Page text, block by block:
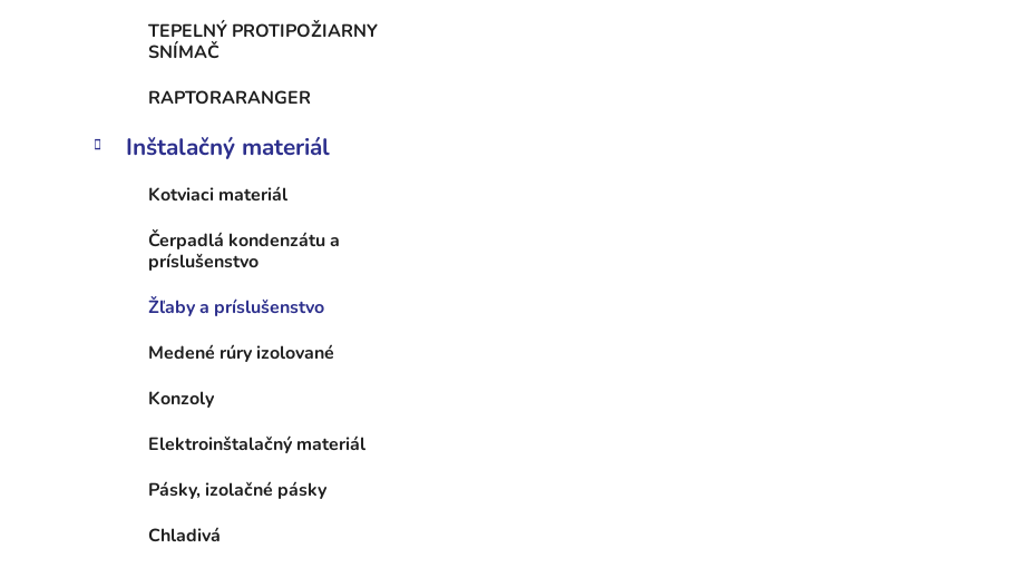
TEPELNÝ PROTIPOŽIARNY
SNÍMAČ
RAPTORARANGER
Inštalačný materiál
Kotviaci materiál
Čerpadlá kondenzátu a
príslušenstvo
Žľaby a príslušenstvo
Medené rúry izolované
Konzoly
Elektroinštalačný materiál
Pásky, izolačné pásky
Chladivá